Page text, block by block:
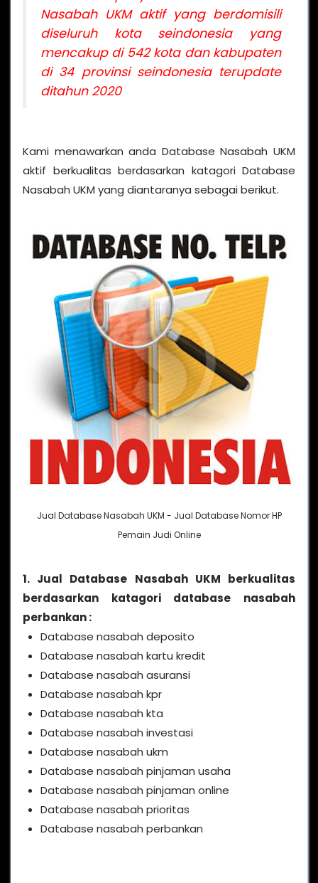
Nasabah UKM aktif yang berdomisili
diseluruh kota seindonesia yang
mencakup di 542 kota dan kabupaten
di 34 provinsi seindonesia terupdate
ditahun 2020
Kami menawarkan anda Database Nasabah UKM
aktif berkualitas berdasarkan katagori Database
Nasabah UKM yang diantaranya sebagai berikut.
Jual Database Nasabah UKM - Jual Database Nomor HP
Pemain Judi Online
1. Jual Database Nasabah UKM berkualitas
berdasarkan katagori database nasabah
perbankan :
Database nasabah deposito
Database nasabah kartu kredit
Database nasabah asuransi
Database nasabah kpr
Database nasabah kta
Database nasabah investasi
Database nasabah ukm
Database nasabah pinjaman usaha
Database nasabah pinjaman online
Database nasabah prioritas
Database nasabah perbankan